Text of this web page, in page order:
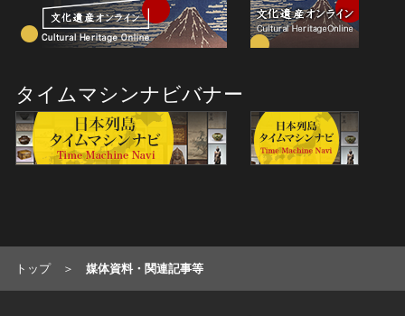
タイムマシンナビバナー
トップ 媒体資料・関連記事等